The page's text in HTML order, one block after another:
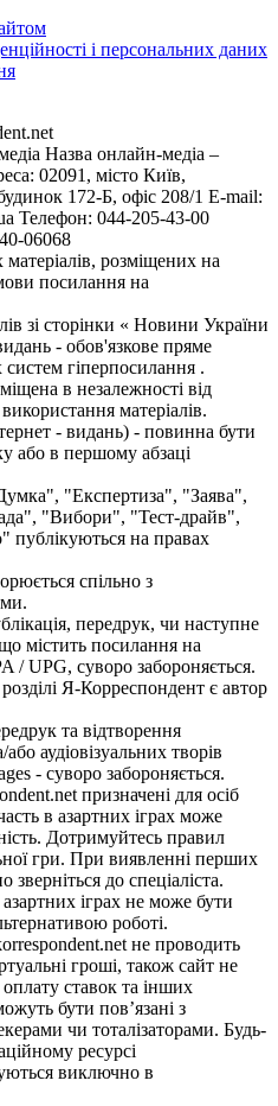
і персональних даних
Назва онлайн-медіа –
02091, місто Київ,
172-Б, офіс 208/1 E-mail:
Телефон: 044-205-43-00
06068
розміщених на
посилання на
зі сторінки « Новини України
- обов'язкове пряме
гіперпосилання .
в незалежності від
матеріалів.
- видань) - повинна бути
або в першому абзаці
"Експертиза", "Заява",
"Вибори", "Тест-драйв",
на правах
спільно з
передрук, чи наступне
містить посилання на
/ UPG, суворо забороняється.
Я-Корреспондент є автор
та відтворення
аудіовізуальних творів
- суворо забороняється.
призначені для осіб
в азартних іграх може
Дотримуйтесь правил
гри. При виявленні перших
зверніться до спеціаліста.
іграх не може бути
роботі.
не проводить
гроші, також сайт не
ставок та інших
бути пов’язані з
чи тоталізаторами. Будь-
ресурсі
виключно в